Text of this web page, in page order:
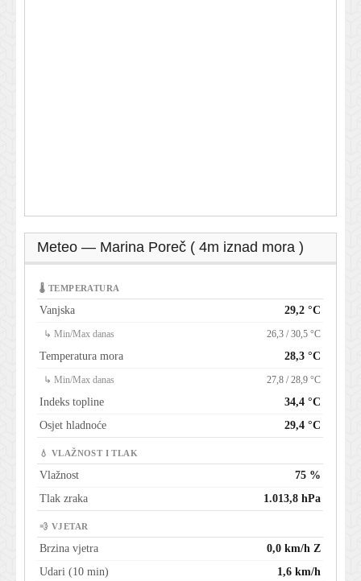
Meteo — Marina Poreč ( 4m iznad mora )
🌡 TEMPERATURA
Vanjska 29,2 °C
↳ Min/Max danas 26,3 / 30,5 °C
Temperatura mora 28,3 °C
↳ Min/Max danas 27,8 / 28,9 °C
Indeks topline
34,4 °C
Osjet hladnoće
29,4 °C
💧 VLAŽNOST I TLAK
Vlažnost
75 %
Tlak zraka
1.013,8 hPa
💨 VJETAR
Brzina vjetra
0,0 km/h Z
Udari (10 min)
1,6 km/h